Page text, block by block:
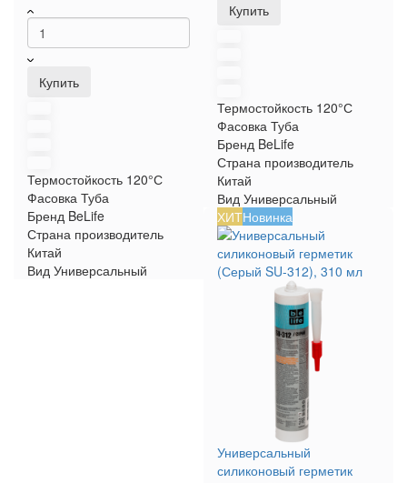
Купить
Термостойкость 120°С
Фасовка Туба
Бренд BeLife
Страна производитель
Китай
Вид Универсальный
Купить
Термостойкость 120°С
Фасовка Туба
Бренд BeLife
Страна производитель
Китай
Вид Универсальный
ХИТНовинка
Универсальный
силиконовый герметик